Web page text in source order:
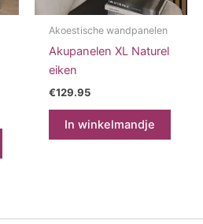
Akoestische wandpanelen
Akupanelen XL Naturel
eiken
€129.95
In winkelmandje